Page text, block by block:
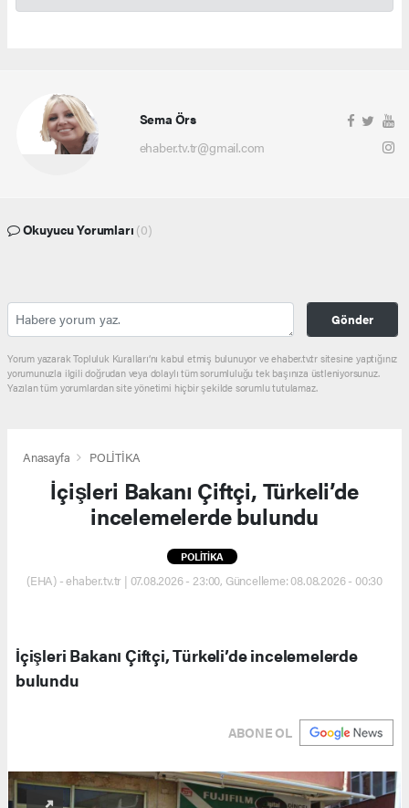
Sema Örs
ehaber.tv.tr@gmail.com
Okuyucu Yorumları (0)
Gönder
Yorum yazarak Topluluk Kuralları’nı kabul etmiş bulunuyor ve ehaber.tv.tr sitesine yaptığınız
yorumunuzla ilgili doğrudan veya dolaylı tüm sorumluluğu tek başınıza üstleniyorsunuz.
Yazılan tüm yorumlardan site yönetimi hiçbir şekilde sorumlu tutulamaz.
Anasayfa POLİTİKA
İçişleri Bakanı Çiftçi, Türkeli’de
incelemelerde bulundu
POLİTİKA
(EHA) - ehaber.tv.tr | 07.08.2026 - 23:00, Güncelleme: 08.08.2026 - 00:30
İçişleri Bakanı Çiftçi, Türkeli’de incelemelerde
bulundu
ABONE OL